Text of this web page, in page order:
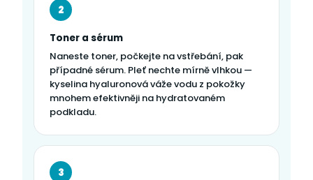
2
Toner a sérum
Naneste toner, počkejte na vstřebání, pak
případné sérum. Pleť nechte mírně vlhkou —
kyselina hyaluronová váže vodu z pokožky
mnohem efektivněji na hydratovaném
podkladu.
3